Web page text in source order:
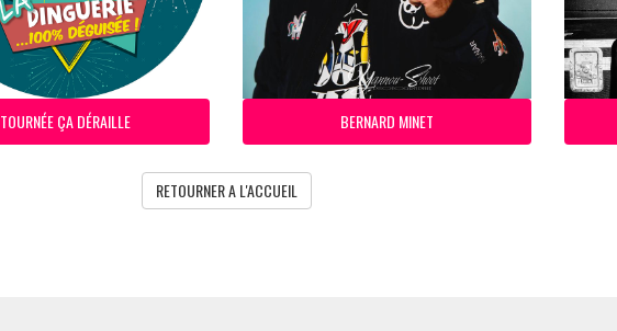
TOURNÉE ÇA DÉRAILLE BERNARD MINET
RETOURNER A L'ACCUEIL